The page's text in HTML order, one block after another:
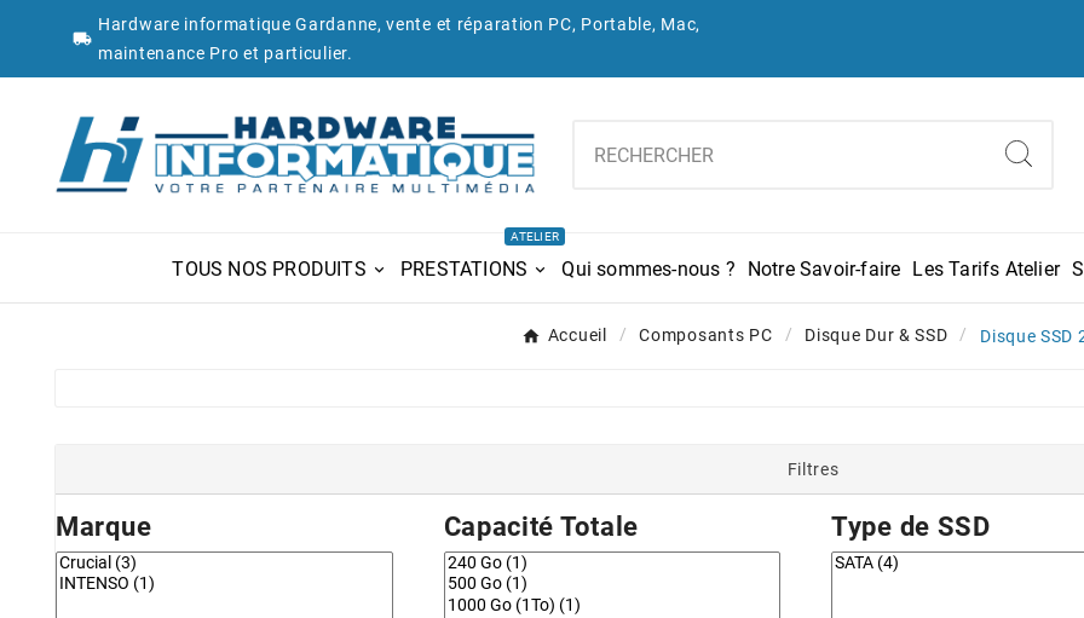

Hardware informatique Gardanne, vente et réparation PC, Portable, Mac,
maintenance Pro et particulier.
TOUS NOS PRODUITS PRESTATIONS
ATELIER
Qui sommes-nous ? Notre Savoir-faire Les Tarifs Atelier
Accueil Composants PC Disque Dur & SSD Disque SSD
Filtres
Marque Capacité Totale Type de SSD